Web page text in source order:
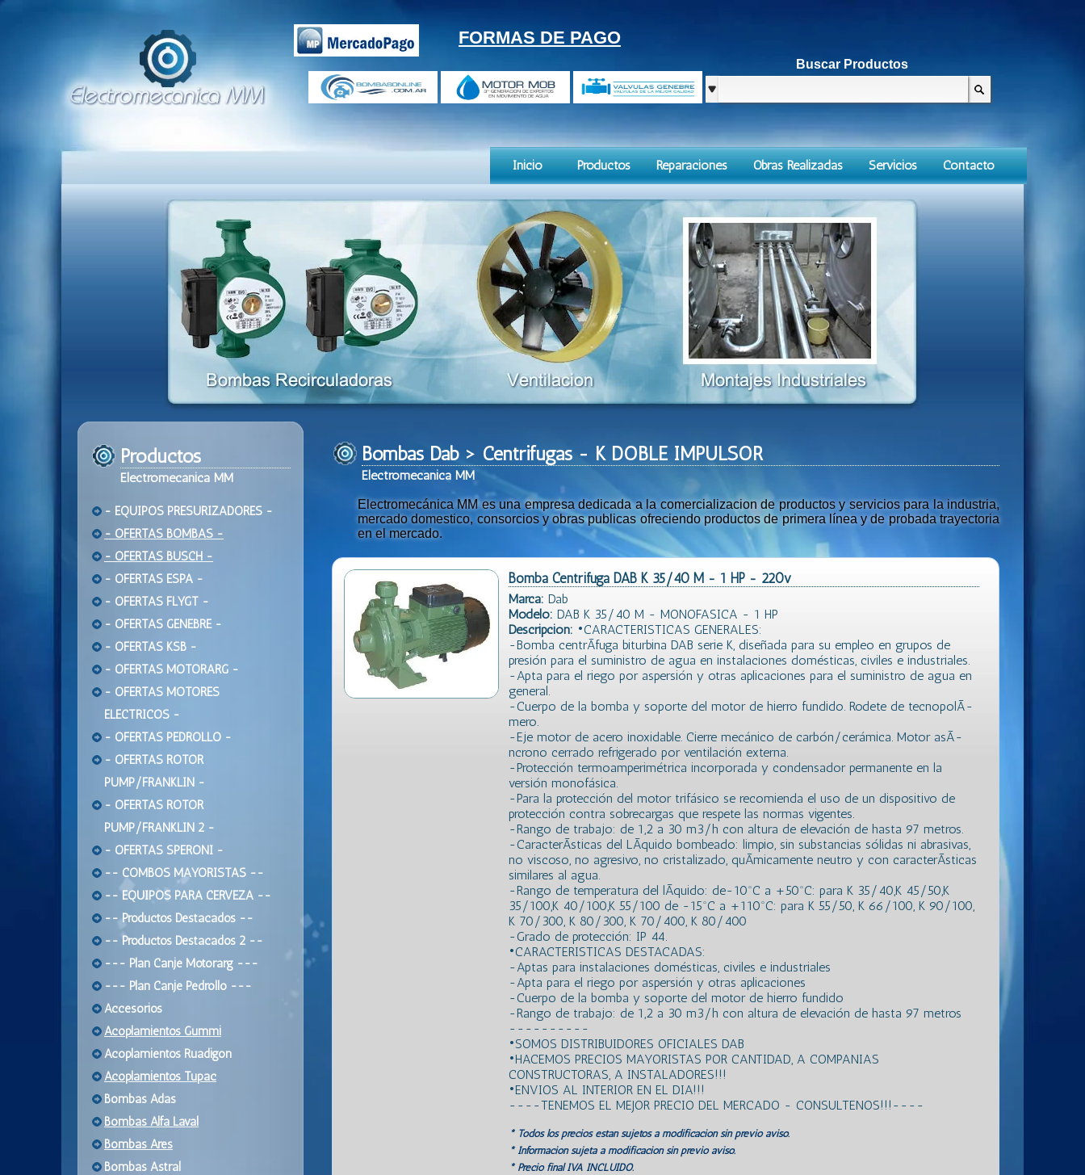
FORMAS DE PAGO
Buscar Productos
Inicio Productos Reparaciones Obras Realizadas Servicios Contacto
Productos
Electromecanica MM
- EQUIPOS PRESURIZADORES -
- OFERTAS BOMBAS -
- OFERTAS BUSCH -
- OFERTAS ESPA -
- OFERTAS FLYGT -
- OFERTAS GENEBRE -
- OFERTAS KSB -
- OFERTAS MOTORARG -
- OFERTAS MOTORES
ELECTRICOS -
- OFERTAS PEDROLLO -
- OFERTAS ROTOR
PUMP/FRANKLIN -
- OFERTAS ROTOR
PUMP/FRANKLIN 2 -
- OFERTAS SPERONI -
-- COMBOS MAYORISTAS --
-- EQUIPOS PARA CERVEZA --
-- Productos Destacados --
-- Productos Destacados 2 --
--- Plan Canje Motorarg ---
--- Plan Canje Pedrollo ---
Accesorios
Acoplamientos Gummi
Acoplamientos Ruadigon
Acoplamientos Tupac
Bombas Adas
Bombas Alfa Laval
Bombas Ares
Bombas Astral
Bombas Dab > Centrifugas - K DOBLE IMPULSOR
Electromecanica MM
Electromecánica MM es una empresa dedicada a la comercializacion de productos y servicios para la industria,
mercado domestico, consorcios y obras publicas ofreciendo productos de primera línea y de probada trayectoria
en el mercado.
Bomba Centrifuga DAB K 35/40 M - 1 HP - 220v
Marca: Dab
Modelo: DAB K 35/40 M - MONOFASICA - 1 HP
Descripción: •CARACTERISTICAS GENERALES:
-Bomba centrÃ­fuga biturbina DAB serie K, diseñada para su empleo en grupos de
presión para el suministro de agua en instalaciones domésticas, civiles e industriales.
-Apta para el riego por aspersión y otras aplicaciones para el suministro de agua en
general.
-Cuerpo de la bomba y soporte del motor de hierro fundido. Rodete de tecnopolÃ­
mero.
-Eje motor de acero inoxidable. Cierre mecánico de carbón/cerámica. Motor asÃ­
ncrono cerrado refrigerado por ventilación externa.
-Protección termoamperimétrica incorporada y condensador permanente en la
versión monofásica.
-Para la protección del motor trifásico se recomienda el uso de un dispositivo de
protección contra sobrecargas que respete las normas vigentes.
-Rango de trabajo: de 1,2 a 30 m3/h con altura de elevación de hasta 97 metros.
-CaracterÃ­sticas del LÃ­quido bombeado: limpio, sin substancias sólidas ni abrasivas,
no viscoso, no agresivo, no cristalizado, quÃ­micamente neutro y con caracterÃ­sticas
similares al agua.
-Rango de temperatura del lÃ­quido: de-10ºC a +50ºC: para K 35/40,K 45/50,K
35/100,K 40/100,K 55/100 de -15ºC a +110ºC: para K 55/50, K 66/100, K 90/100,
K 70/300, K 80/300, K 70/400, K 80/400
-Grado de protección: IP 44.
•CARACTERISTICAS DESTACADAS:
-Aptas para instalaciones domésticas, civiles e industriales
-Apta para el riego por aspersión y otras aplicaciones
-Cuerpo de la bomba y soporte del motor de hierro fundido
-Rango de trabajo: de 1,2 a 30 m3/h con altura de elevación de hasta 97 metros
----------
•SOMOS DISTRIBUIDORES OFICIALES DAB
•HACEMOS PRECIOS MAYORISTAS POR CANTIDAD, A COMPANIAS
CONSTRUCTORAS, A INSTALADORES!!!
•ENVIOS AL INTERIOR EN EL DIA!!!
----TENEMOS EL MEJOR PRECIO DEL MERCADO - CONSULTENOS!!!----
* Todos los precios estan sujetos a modificación sin previo aviso.
* Información sujeta a modificación sin previo aviso.
* Precio final IVA INCLUIDO.